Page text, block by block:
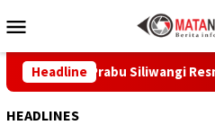
ke
Mobile
Headline
Prabu Siliwangi Resmi
HEADLINES